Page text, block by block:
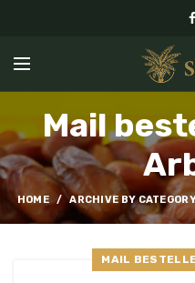
Mail
HOME ARCHIVE BY
MAIL